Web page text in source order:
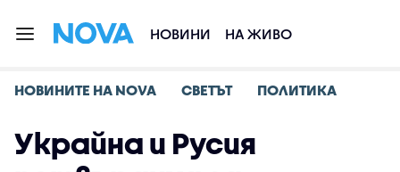
НОВИНИ НА ЖИВО
НОВИНИТЕ НА NOVA СВЕТЪТ ПОЛИТИКА
Украйна и Русия